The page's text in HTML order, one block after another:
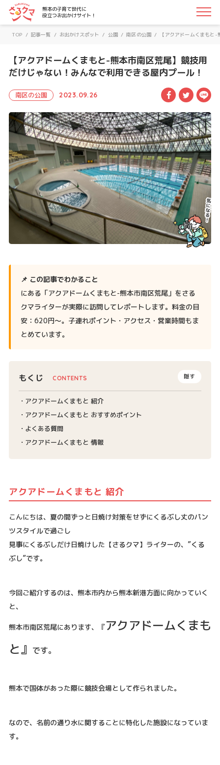
さるクマ-さるこう、熊本-｜熊本の子育て世代に役立つお
熊本の子育て世代に
役立つお出かけサイト！
TOP / 記事一覧 / お出かけスポット / 公園 / 南区の公園 / 【アクアドームくまもと
【アクアドームくまもと-熊本市南区荒尾】競技用
だけじゃない！みんなで利用できる屋内プール！
南区の公園 2023.09.26 Facebook
📌 この記事でわかること
にある「アクアドームくまもと-熊本市南区荒尾」をさる
クマライターが実際に訪問してレポートします。料金の目
安：620円〜。子連れポイント・アクセス・営業時間もま
とめています。
もくじ 隠す
アクアドームくまもと 紹介
アクアドームくまもと おすすめポイント
よくある質問
アクアドームくまもと 情報
アクアドームくまもと 紹介
こんにちは、夏の間ずっと日焼け対策をせずにくるぶし丈のパン
ツスタイルで過ごし
見事にくるぶしだけ日焼けした【さるクマ】ライターの、”くる
ぶし”です。
今回ご紹介するのは、熊本市内から熊本新港方面に向かっていく
と、
熊本市南区荒尾にあります、『アクアドームくまも
と』 です。
熊本で国体があった際に競技会場として作られました。
なので、名前の通り水に関することに特化した施設になっていま
す。